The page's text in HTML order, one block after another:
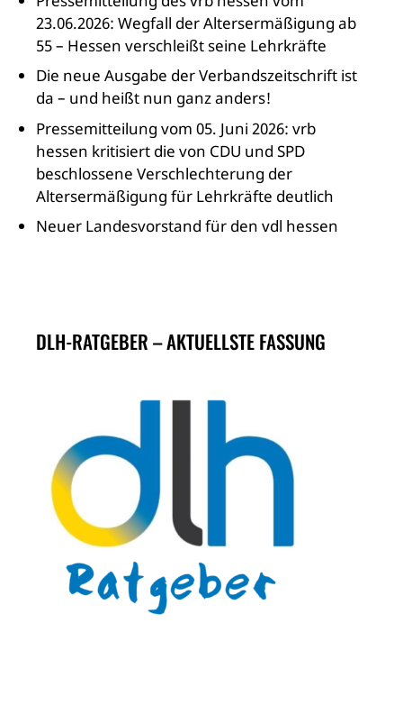
23.06.2026: Wegfall der Altersermäßigung ab
55 – Hessen verschleißt seine Lehrkräfte
Die neue Ausgabe der Verbandszeitschrift ist
da – und heißt nun ganz anders!
Pressemitteilung vom 05. Juni 2026: vrb
hessen kritisiert die von CDU und SPD
beschlossene Verschlechterung der
Altersermäßigung für Lehrkräfte deutlich
Neuer Landesvorstand für den vdl hessen
DLH-RATGEBER – AKTUELLSTE FASSUNG